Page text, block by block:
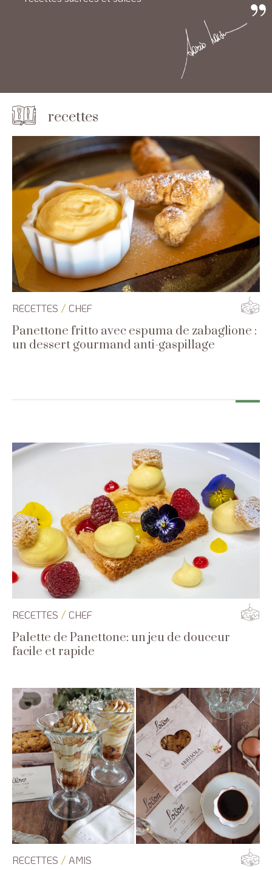
recettes
RECETTES / CHEF
Panettone fritto avec espuma de zabaglione :
un dessert gourmand anti-gaspillage
RECETTES / CHEF
Palette de Panettone: un jeu de douceur
facile et rapide
RECETTES / AMIS